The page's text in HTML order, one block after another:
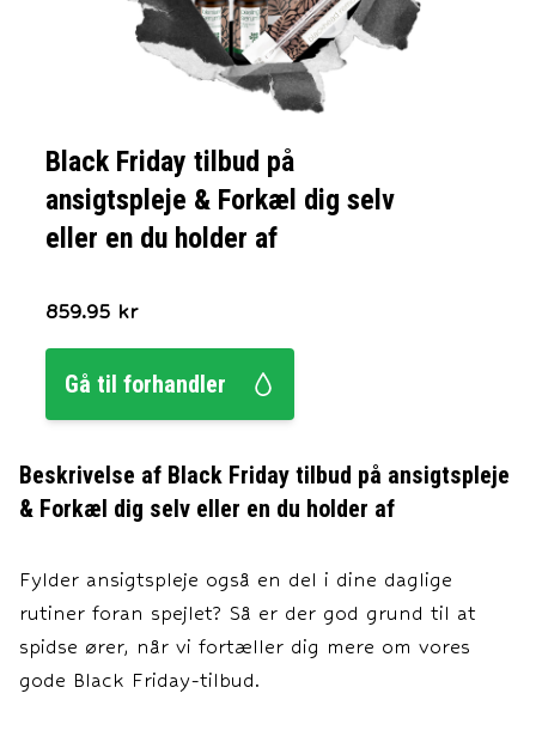
Black Friday tilbud på
ansigtspleje & Forkæl dig selv
eller en du holder af
859.95 kr
Gå til forhandler
Beskrivelse af Black Friday tilbud på ansigtspleje
& Forkæl dig selv eller en du holder af
Fylder ansigtspleje også en del i dine daglige
rutiner foran spejlet? Så er der god grund til at
spidse ører, når vi fortæller dig mere om vores
gode Black Friday-tilbud.